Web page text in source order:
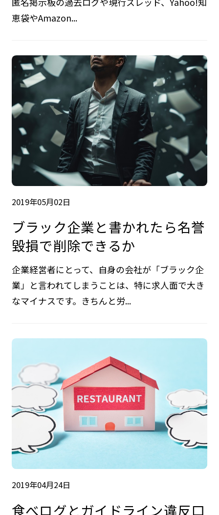
恵袋やAmazon...
2019年05月02日
ブラック企業と書かれたら名誉
毀損で削除できるか
企業経営者にとって、自身の会社が「ブラック企
業」と言われてしまうことは、特に求人面で大き
なマイナスです。きちんと労...
2019年04月24日
食べログとガイドライン違反口